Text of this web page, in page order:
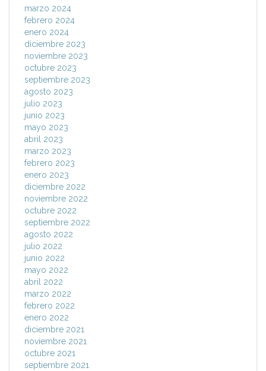
marzo 2024
febrero 2024
enero 2024
diciembre 2023
noviembre 2023
octubre 2023
septiembre 2023
agosto 2023
julio 2023
junio 2023
mayo 2023
abril 2023
marzo 2023
febrero 2023
enero 2023
diciembre 2022
noviembre 2022
octubre 2022
septiembre 2022
agosto 2022
julio 2022
junio 2022
mayo 2022
abril 2022
marzo 2022
febrero 2022
enero 2022
diciembre 2021
noviembre 2021
octubre 2021
septiembre 2021